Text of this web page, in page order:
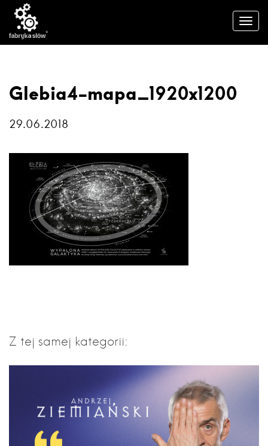
Glebia4-mapa_1920x1200
29.06.2018
Z tej samej kategorii: